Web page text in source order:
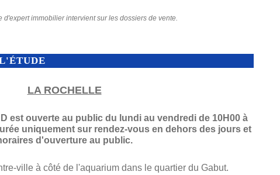
d'expert immobilier intervient sur les dossiers de vente.
LA ROCHELLE
est ouverte au public du lundi au vendredi de 10H00 à
uniquement sur rendez-vous en dehors des jours et
d'ouverture au public.
ville à côté de l'aquarium dans le quartier du Gabut.